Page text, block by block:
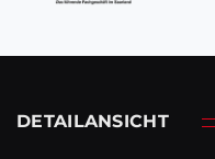
DETAILANSICHT